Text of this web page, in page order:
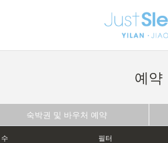
예약
숙박권 및 바우처 예약
필터